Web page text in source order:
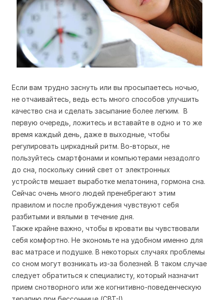
Если вам трудно заснуть или вы просыпаетесь ночью,
не отчаивайтесь, ведь есть много способов улучшить
качество сна и сделать засыпание более легким. В
первую очередь, ложитесь и вставайте в одно и то же
время каждый день, даже в выходные, чтобы
регулировать циркадный ритм. Во-вторых, не
пользуйтесь смартфонами и компьютерами незадолго
до сна, поскольку синий свет от электронных
устройств мешает выработке мелатонина, гормона сна.
Сейчас очень много людей пренебрегают этим
правилом и после пробуждения чувствуют себя
разбитыми и вялыми в течение дня.
Также крайне важно, чтобы в кровати вы чувствовали
себя комфортно. Не экономьте на удобном именно для
вас матрасе и подушке. В некоторых случаях проблемы
со сном могут возникать из-за болезней. В таком случае
следует обратиться к специалисту, который назначит
прием снотворного или же когнитивно-поведенческую